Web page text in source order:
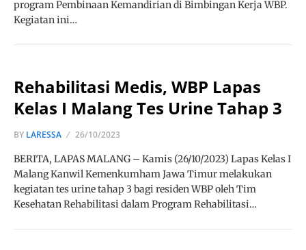
program Pembinaan Kemandirian di Bimbingan Kerja WBP.
Kegiatan ini…
Rehabilitasi Medis, WBP Lapas
Kelas I Malang Tes Urine Tahap 3
BY LARESSA 26/10/2023
BERITA, LAPAS MALANG – Kamis (26/10/2023) Lapas Kelas I
Malang Kanwil Kemenkumham Jawa Timur melakukan
kegiatan tes urine tahap 3 bagi residen WBP oleh Tim
Kesehatan Rehabilitasi dalam Program Rehabilitasi…